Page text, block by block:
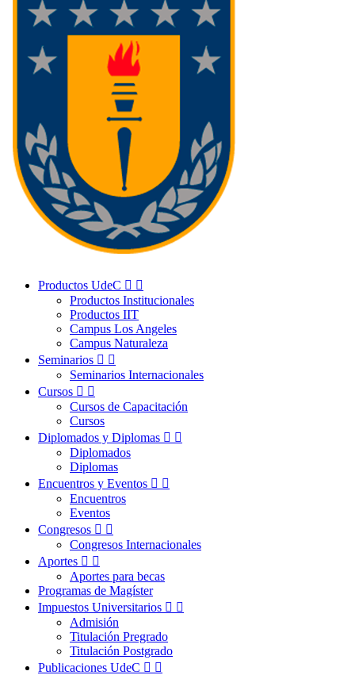
Productos UdeC  
Productos Institucionales
Productos IIT
Campus Los Angeles
Campus Naturaleza
Seminarios  
Seminarios Internacionales
Cursos  
Cursos de Capacitación
Cursos
Diplomados y Diplomas  
Diplomados
Diplomas
Encuentros y Eventos  
Encuentros
Eventos
Congresos  
Congresos Internacionales
Aportes  
Aportes para becas
Programas de Magíster
Impuestos Universitarios  
Admisión
Titulación Pregrado
Titulación Postgrado
Publicaciones UdeC  